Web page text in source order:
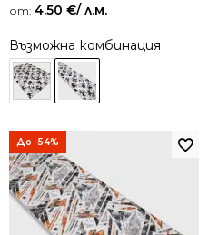
от: 4.50 €/ л.м.
Възможна комбинация
До -54%